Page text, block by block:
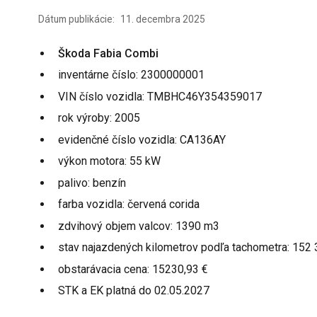
Dátum publikácie: 11. decembra 2025
Škoda Fabia Combi
inventárne číslo: 2300000001
VIN číslo vozidla: TMBHC46Y354359017
rok výroby: 2005
evidenčné číslo vozidla: CA136AY
výkon motora: 55 kW
palivo: benzín
farba vozidla: červená corida
zdvihový objem valcov: 1390 m3
stav najazdených kilometrov podľa tachometra: 152
obstarávacia cena: 15230,93 €
STK a EK platná do 02.05.2027